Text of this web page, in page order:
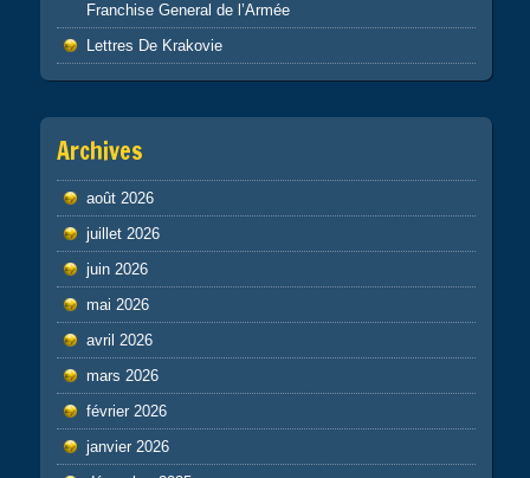
Franchise General de l’Armée
Lettres De Krakovie
Archives
août 2026
juillet 2026
juin 2026
mai 2026
avril 2026
mars 2026
février 2026
janvier 2026